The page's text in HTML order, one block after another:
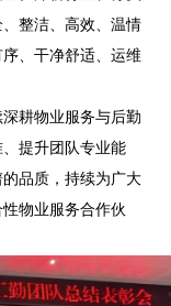
整洁、高效、温情
、干净舒适、运维
耕物业服务与后勤
提升团队专业能
品质，持续为广大
物业服务合作伙